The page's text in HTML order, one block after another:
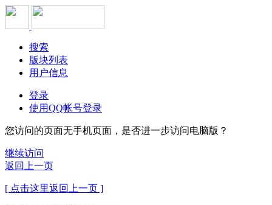
搜索
版块列表
用户信息
登录
使用QQ帐号登录
您访问的页面无手机页面，是否进一步访问电脑版？
继续访问
返回上一页
[ 点击这里返回上一页 ]